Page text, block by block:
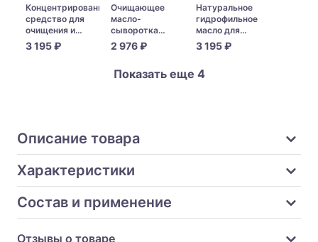
Концентрированное
средство для
очищения и
увлажнения
кожи лица
3 195 ₽
Очищающее
масло-
сыворотка
Kanebo FreePlus
Oil Serum
2 976 ₽
Натуральное
гидрофильное
масло для
борьбы с
сухостью и
кожи Dr.Ci:Labo
3 195 ₽
Показать еще 4
Описание товара
Характеристики
Состав и применение
Отзывы о товаре